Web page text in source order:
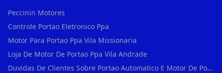
Peccinin Motores
Controle Portao Eletronico Ppa
Motor Para Portao Ppa Vila Missionaria
Loja De Motor De Portao Ppa Vila Andrade
Duvidas De Clientes Sobre Portao Automatico E Motor De Portao Motor Para Portao De Ferro